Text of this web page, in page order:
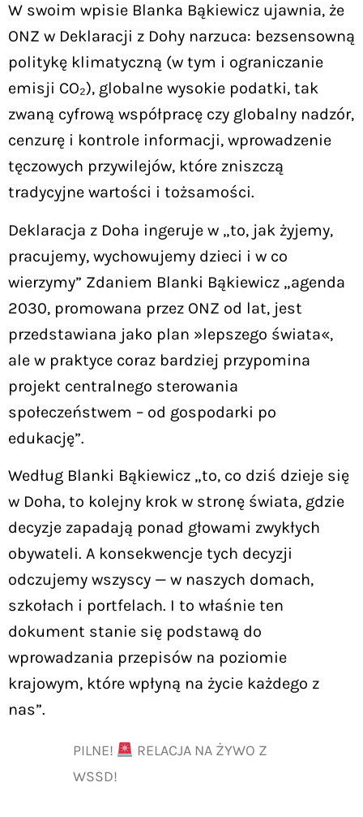
W swoim wpisie Blanka Bąkiewicz ujawnia, że
ONZ w Deklaracji z Dohy narzuca: bezsensowną
politykę klimatyczną (w tym i ograniczanie
emisji CO₂), globalne wysokie podatki, tak
zwaną cyfrową współpracę czy globalny nadzór,
cenzurę i kontrole informacji, wprowadzenie
tęczowych przywilejów, które zniszczą
tradycyjne wartości i tożsamości.
Deklaracja z Doha ingeruje w „to, jak żyjemy,
pracujemy, wychowujemy dzieci i w co
wierzymy” Zdaniem Blanki Bąkiewicz „agenda
2030, promowana przez ONZ od lat, jest
przedstawiana jako plan »lepszego świata«,
ale w praktyce coraz bardziej przypomina
projekt centralnego sterowania
społeczeństwem – od gospodarki po
edukację”.
Według Blanki Bąkiewicz „to, co dziś dzieje się
w Doha, to kolejny krok w stronę świata, gdzie
decyzje zapadają ponad głowami zwykłych
obywateli. A konsekwencje tych decyzji
odczujemy wszyscy — w naszych domach,
szkołach i portfelach. I to właśnie ten
dokument stanie się podstawą do
wprowadzania przepisów na poziomie
krajowym, które wpłyną na życie każdego z
nas”.
PILNE!
RELACJA NA ŻYWO Z
WSSD!